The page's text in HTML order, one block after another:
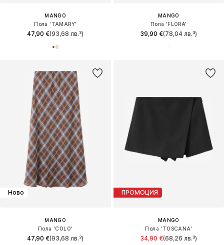
MANGO
Пола 'TAMARY'
47,90 €(93,68 лв.³)
MANGO
Пола 'FLORA'
39,90 €(78,04 лв.³)
Ново
MANGO
Пола 'COLO'
47,90 €(93,68 лв.³)
ПРОМОЦИЯ
MANGO
Пола 'TOSCANA'
34,90 €(68,26 лв.³)